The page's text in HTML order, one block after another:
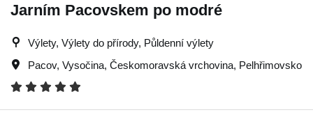
Jarním Pacovskem po modré
Výlety, Výlety do přírody, Půldenní výlety
Pacov, Vysočina, Českomoravská vrchovina, Pelhřimovsko